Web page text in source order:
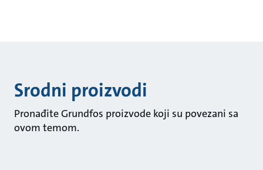
Srodni proizvodi
Pronađite Grundfos proizvode koji su povezani sa
ovom temom.